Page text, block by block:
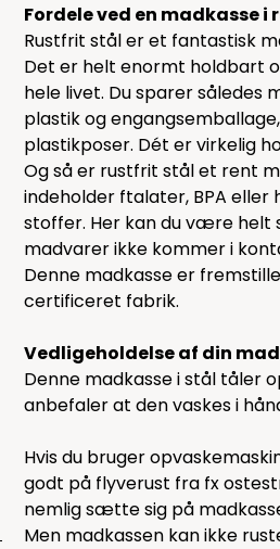
Fordele ved en madkasse
Rustfrit stål er et fantastisk
Det er helt enormt holdbart
hele livet. Du sparer således
plastik og
plastikposer. Dét er virkelig
Og så er rustfrit stål et rent
indeholder ftalater, BPA
stoffer. Her kan du være helt
madvarer ikke kommer i
Denne madkasse er
certificeret fabrik.
Vedligeholdelse af din
Denne madkasse i stål tåler
anbefaler at den vaskes i
Hvis du bruger
godt på flyverust fra fx
nemlig sætte sig på
Men madkassen kan ikke